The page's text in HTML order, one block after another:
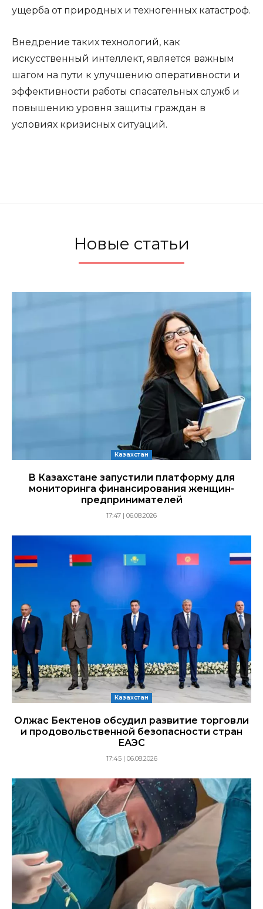
ущерба от природных и техногенных катастроф.
Внедрение таких технологий, как
искусственный интеллект, является важным
шагом на пути к улучшению оперативности и
эффективности работы спасательных служб и
повышению уровня защиты граждан в
условиях кризисных ситуаций.
Новые статьи
Казахстан
В Казахстане запустили платформу для
мониторинга финансирования женщин-
предпринимателей
17:47 | 06.08.2026
Казахстан
Олжас Бектенов обсудил развитие торговли
и продовольственной безопасности стран
ЕАЭС
17:45 | 06.08.2026